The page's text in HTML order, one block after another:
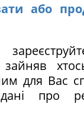
або
для Вас
про